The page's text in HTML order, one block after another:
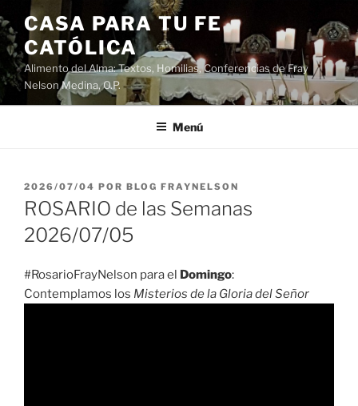
Saltar
al
contenido
CASA PARA TU FE
CATÓLICA
Alimento del Alma: Textos, Homilias, Conferencias de Fray
Nelson Medina, O.P.
Menú
PUBLICADO
EL
2026/07/04 POR BLOG FRAYNELSON
ROSARIO de las Semanas
2026/07/05
#RosarioFrayNelson para el Domingo:
Contemplamos los Misterios de la Gloria del Señor